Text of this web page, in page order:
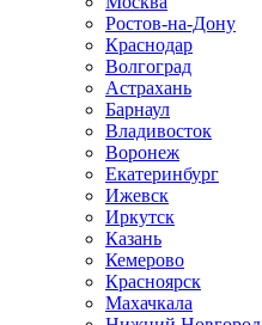
Ростов-на-Дону
Краснодар
Волгоград
Астрахань
Барнаул
Владивосток
Воронеж
Екатеринбург
Ижевск
Иркутск
Казань
Кемерово
Красноярск
Махачкала